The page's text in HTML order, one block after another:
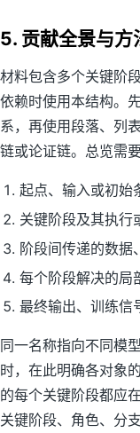
5. 贡献全景与方
材料包含多个关键阶
依赖时使用本结构。
系，再使用段落、列
链或论证链。总览需要
起点、输入或初始
关键阶段及其执行
阶段间传递的数据
每个阶段解决的局
最终输出、训练信
同一名称指向不同模
时，在此明确各对象
的每个关键阶段都应
关键阶段、角色、分